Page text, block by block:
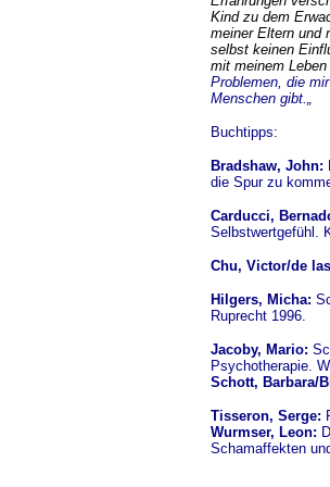
Kind zu dem
meiner Eltern und
selbst keinen
mit meinem
Problemen, die
Menschen gibt.„
Buchtipps:
Bradshaw, John:
die Spur zu
Carducci,
Selbstwertgefühl.
Chu, Victor/de
Hilgers, Micha:
Ruprecht 1996.
Jacoby, Mario:
Psychotherapie.
Schott, Barbara/
Tisseron, Serge:
Wurmser, Leon:
Schamaffekten